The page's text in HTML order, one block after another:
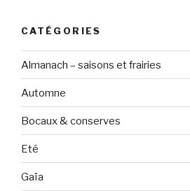
CATÉGORIES
Almanach – saisons et frairies
Automne
Bocaux & conserves
Eté
Gaïa